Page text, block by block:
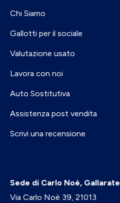
Chi Siamo
Gallotti per il sociale
Valutazione usato
Lavora con noi
Auto Sostitutiva
Assistenza post vendita
Scrivi una recensione
Sede di Carlo Noè, Gallarate
Via Carlo Noè 39, 21013